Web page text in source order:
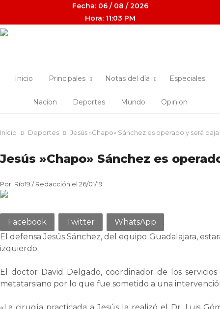
Fecha: 06 / 08 / 2026
Hora: 11:03 PM
Inicio Principales Notas del día Especiales
Nacion Deportes Mundo Opinion
Inicio Deportes Jesús »Chapo» Sánchez es operado y será
Jesús »Chapo» Sánchez es
Por: Río19 / Redacción el 26/01/19
Facebook Twitter
WhatsApp
El defensa Jesús Sánchez, del equipo Guadalajara,
izquierdo.
El doctor David Delgado, coordinador de los
metatarsiano por lo que fue sometido a una